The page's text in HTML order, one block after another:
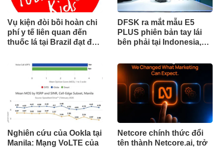
Vụ kiện đòi bồi hoàn chi
phí y tế liên quan đến
thuốc lá tại Brazil đạt đến
tòa án chuẩn bị ra phán
DFSK ra mắt mẫu E5
PLUS phiên bản tay lái
bên phải tại Indonesia,
trong hành trình mở rộng
toàn cầu
Nghiên cứu của Ookla tại
Manila: Mạng VoLTE của
Netcore chính thức đổi
tên thành Netcore.ai, trở